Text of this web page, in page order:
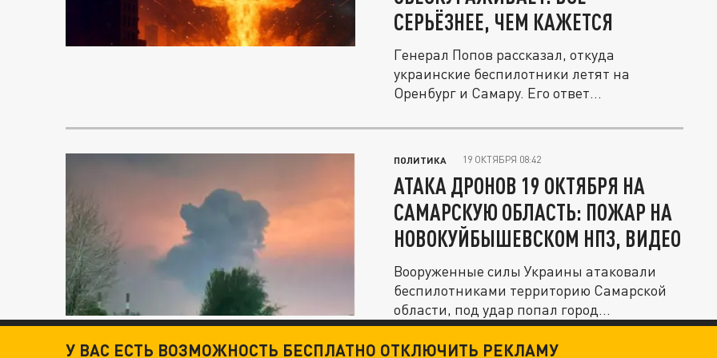
СЕРЬЁЗНЕЕ, ЧЕМ КАЖЕТСЯ
Генерал Попов рассказал, откуда
украинские беспилотники летят на
Оренбург и Самару. Его ответ
ПОЛИТИКА 19 ОКТЯБРЯ 08:42
АТАКА ДРОНОВ 19 ОКТЯБРЯ НА
САМАРСКУЮ ОБЛАСТЬ: ПОЖАР НА
НОВОКУЙБЫШЕВСКОМ НПЗ, ВИДЕО
Вооруженные силы Украины атаковали
беспилотниками территорию Самарской
области, под удар попал город...
У ВАС ЕСТЬ ВОЗМОЖНОСТЬ БЕСПЛАТНО ОТКЛЮЧИТЬ РЕКЛАМУ